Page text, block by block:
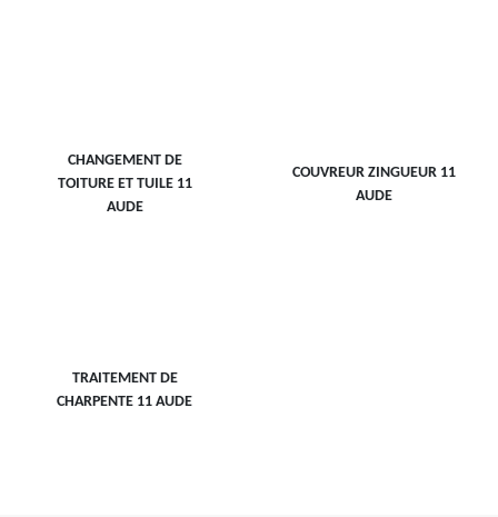
CHANGEMENT DE
TOITURE ET TUILE 11
AUDE
COUVREUR ZINGUEUR 11
AUDE
TRAITEMENT DE
CHARPENTE 11 AUDE